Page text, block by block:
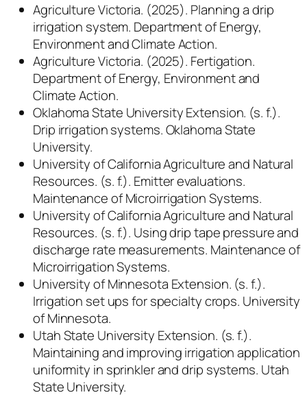
Agriculture Victoria. (2025). Planning a drip
irrigation system. Department of Energy,
Environment and Climate Action.
Agriculture Victoria. (2025). Fertigation.
Department of Energy, Environment and
Climate Action.
Oklahoma State University Extension. (s. f.).
Drip irrigation systems. Oklahoma State
University.
University of California Agriculture and Natural
Resources. (s. f.). Emitter evaluations.
Maintenance of Microirrigation Systems.
University of California Agriculture and Natural
Resources. (s. f.). Using drip tape pressure and
discharge rate measurements. Maintenance of
Microirrigation Systems.
University of Minnesota Extension. (s. f.).
Irrigation set ups for specialty crops. University
of Minnesota.
Utah State University Extension. (s. f.).
Maintaining and improving irrigation application
uniformity in sprinkler and drip systems. Utah
State University.